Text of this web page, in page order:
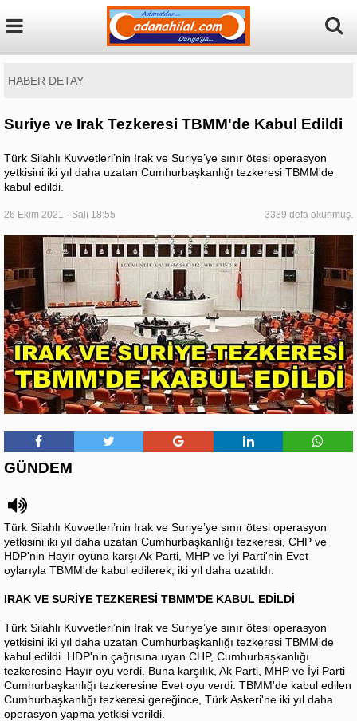
HABER DETAY
Suriye ve Irak Tezkeresi TBMM'de Kabul Edildi
Türk Silahlı Kuvvetleri’nin Irak ve Suriye’ye sınır ötesi operasyon
yetkisini iki yıl daha uzatan Cumhurbaşkanlığı tezkeresi TBMM'de
kabul edildi.
26 Ekim 2021 - Salı 18:55 3389 defa okunmuş.
GÜNDEM
Türk Silahlı Kuvvetleri’nin Irak ve Suriye’ye sınır ötesi operasyon
yetkisini iki yıl daha uzatan Cumhurbaşkanlığı tezkeresi, CHP ve
HDP'nin Hayır oyuna karşı Ak Parti, MHP ve İyi Parti'nin Evet
oylarıyla TBMM'de kabul edilerek, iki yıl daha uzatıldı.
IRAK VE SURİYE TEZKERESİ TBMM'DE KABUL EDİLDİ
Türk Silahlı Kuvvetleri’nin Irak ve Suriye’ye sınır ötesi operasyon
yetkisini iki yıl daha uzatan Cumhurbaşkanlığı tezkeresi TBMM'de
kabul edildi. HDP'nin çağrısına uyan CHP, Cumhurbaşkanlığı
tezkeresine Hayır oyu verdi. Buna karşılık, Ak Parti, MHP ve İyi Parti
Cumhurbaşkanlığı tezkeresine Evet oyu verdi. TBMM'de kabul edilen
Cumhurbaşkanlığı tezkeresi gereğince, Türk Askeri'ne iki yıl daha
operasyon yapma yetkisi verildi.